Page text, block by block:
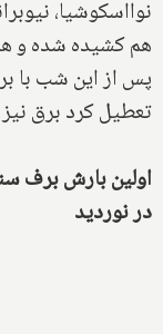
نوااسکوشیا،
هم کشیده شده و
پس از این شب با
تعطیل کرد برق
اولین بارش برف
در نوردید